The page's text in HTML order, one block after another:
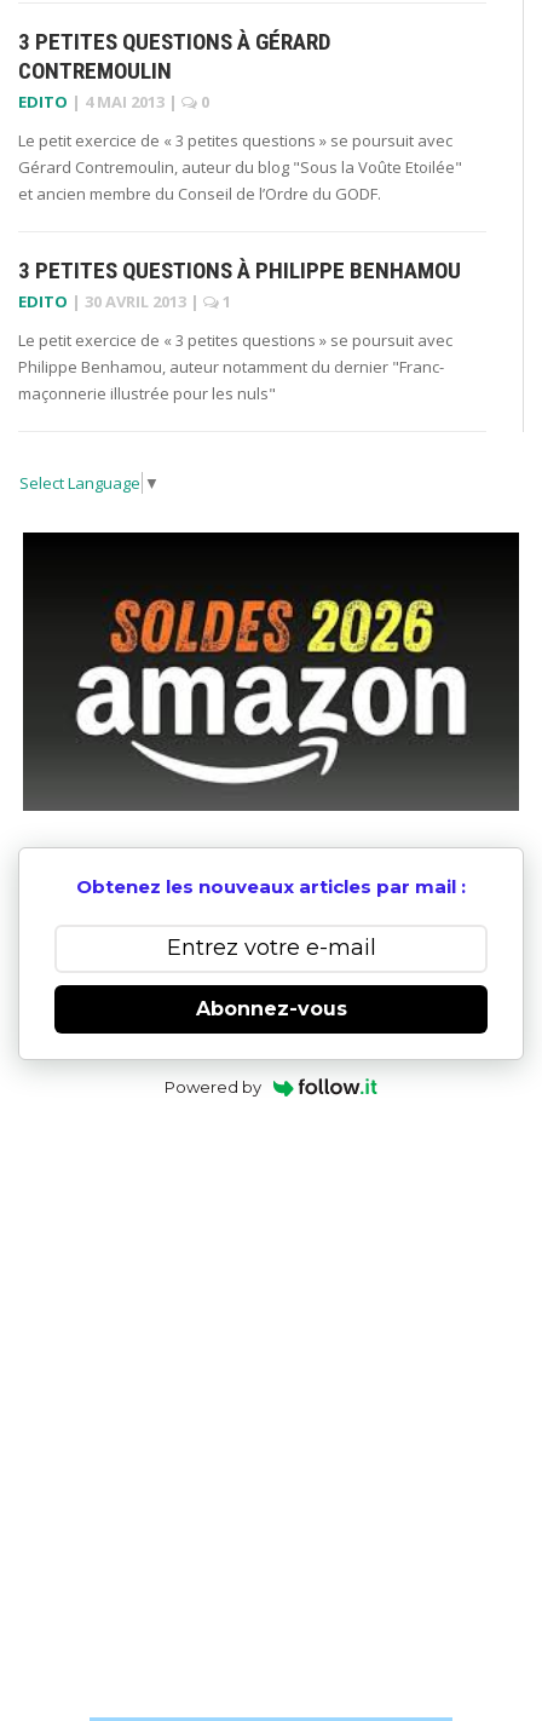
3 PETITES QUESTIONS À GÉRARD
CONTREMOULIN
EDITO | 4 MAI 2013 |
0
Le petit exercice de « 3 petites questions » se poursuit avec
Gérard Contremoulin, auteur du blog "Sous la Voûte Etoilée"
et ancien membre du Conseil de l’Ordre du GODF.
3 PETITES QUESTIONS À PHILIPPE BENHAMOU
EDITO | 30 AVRIL 2013 |
1
Le petit exercice de « 3 petites questions » se poursuit avec
Philippe Benhamou, auteur notamment du dernier "Franc-
maçonnerie illustrée pour les nuls"
Select Language ▼
Obtenez les nouveaux articles par mail :
Abonnez-vous
Powered by